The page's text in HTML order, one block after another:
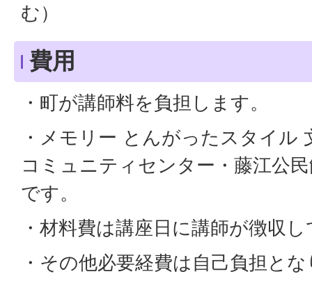
む）
費用
・町が講師料を負担します。
・メモリー とんがったスタイル
コミュニティセンター・藤江公
です。
・材料費は講座日に講師が徴収
・その他必要経費は自己負担と